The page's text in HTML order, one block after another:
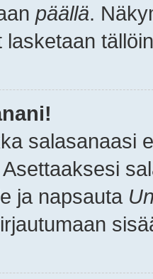
päällä.
lasketaan
salasanaasi
ja napsauta